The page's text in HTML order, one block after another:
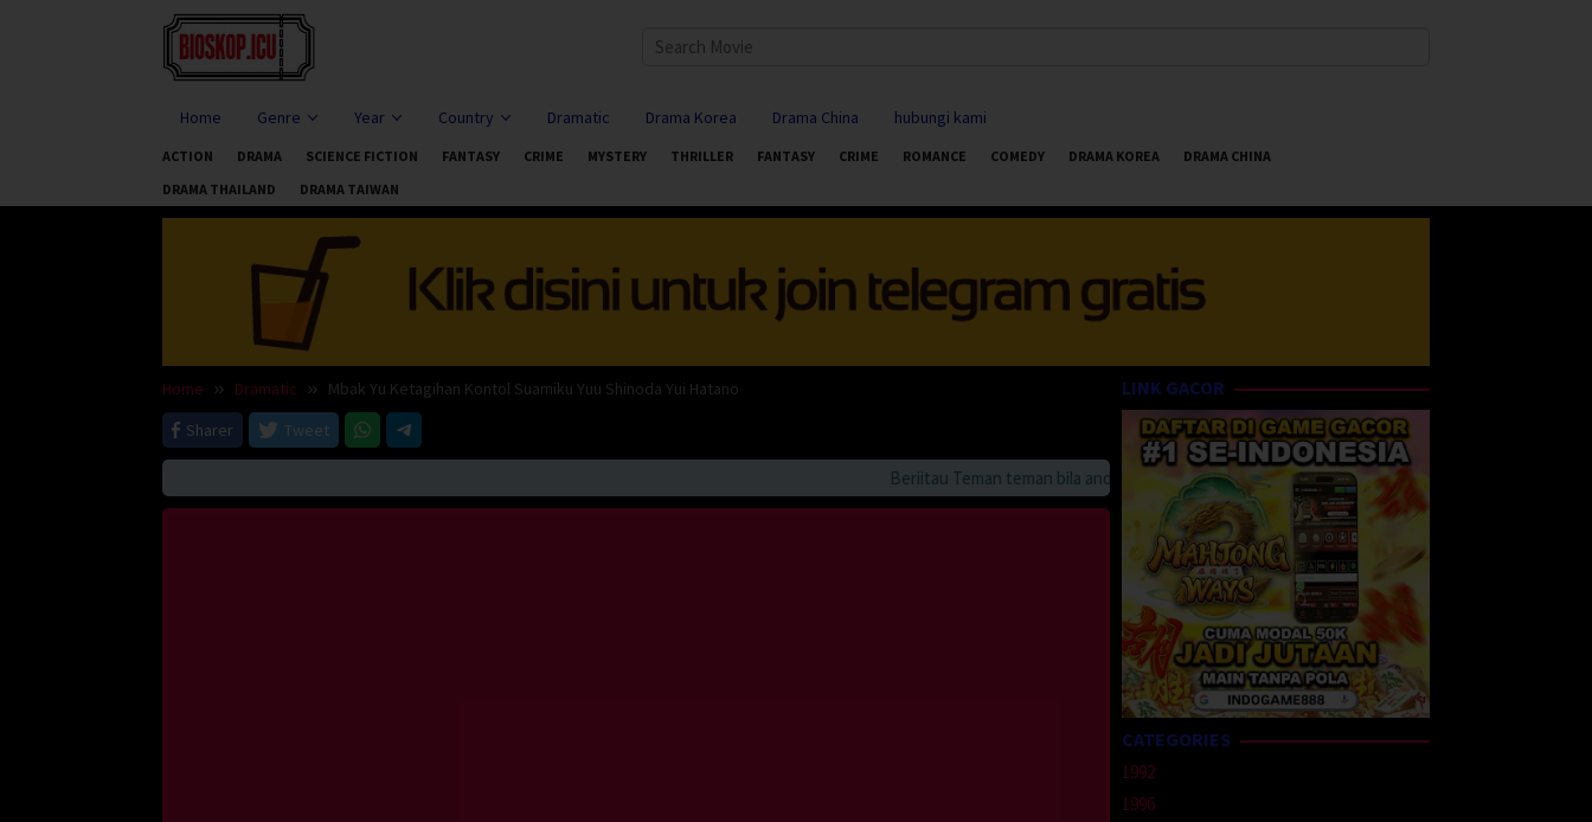
Home Genre Year Country Dramatic Drama Korea Drama China hubungi kami
ACTION DRAMA SCIENCE FICTION FANTASY CRIME MYSTERY THRILLER FANTASY CRIME ROMANCE COMEDY DRAMA KOREA
DRAMA CHINA
DRAMA THAILAND
DRAMA TAIWAN
Home Dramatic
Mbak Yu Ketagihan Kontol Suamiku Yuu Shinoda Yui Hatano
Sharer
Tweet
Beriitau Teman teman bila anda suka HappyBet188 Streaming Online
LINK GACOR
CATEGORIES
1992
1996